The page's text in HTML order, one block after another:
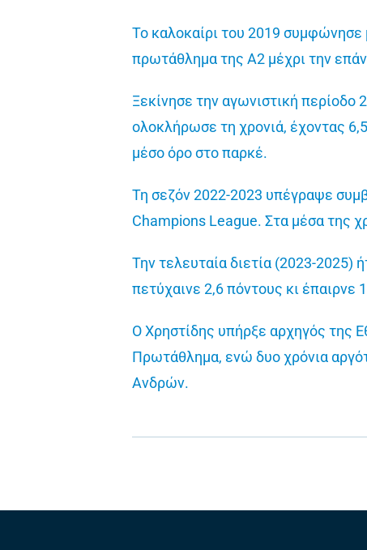
Το καλοκαίρι του 2019 συμφώνησε
πρωτάθλημα της Α2 μέχρι την
Ξεκίνησε την αγωνιστική περίοδο
ολοκλήρωσε τη χρονιά, έχοντας
μέσο όρο στο παρκέ.
Τη σεζόν 2022-2023 υπέγραψε
Champions League. Στα μέσα της
Την τελευταία διετία (2023-2025)
πετύχαινε 2,6 πόντους κι έπαιρνε
Ο Χρηστίδης υπήρξε αρχηγός της
Πρωτάθλημα, ενώ δυο χρόνια
Ανδρών.